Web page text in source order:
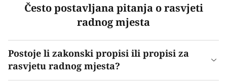
Često postavljana pitanja o rasvjeti
radnog mjesta
Postoje li zakonski propisi ili propisi za
rasvjetu radnog mjesta?